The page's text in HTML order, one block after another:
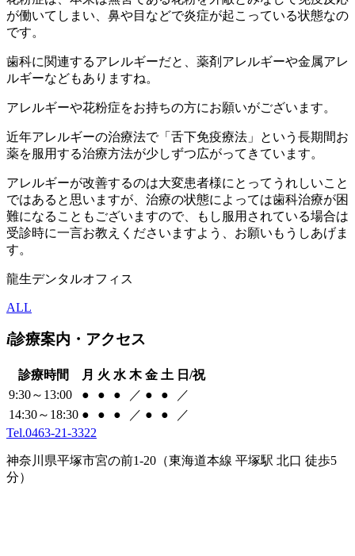
が働いてしまい、鼻や目などで炎症が起こっている状態なの
です。
歯科に関連するアレルギーだと、薬剤アレルギーや金属アレ
ルギーなどもありますね。
アレルギーや花粉症をお持ちの方にお願いがございます。
近年アレルギーの治療法で「舌下免疫療法」という長期間お
薬を服用する治療方法が少しずつ広がってきています。
アレルギーが改善するのは大変患者様にとってうれしいこと
ではあると思いますが、治療の状態によっては歯科治療が困
難になることもございますので、もし服用されている場合は
受診時に一言お教えくださいますよう、お願いもうしあげま
す。
龍生デンタルオフィス
ALL
i診療案内 ・ アクセス
診療時間 月 火 水 木 金 土 日/祝
9:30～13:00
● ● ● ／ ● ●
／
14:30～18:30 ● ● ● ／ ● ●
／
Tel.0463-21-3322
神奈川県平塚市宮の前1-20（東海道本線 平塚駅 北口 徒歩5
分）